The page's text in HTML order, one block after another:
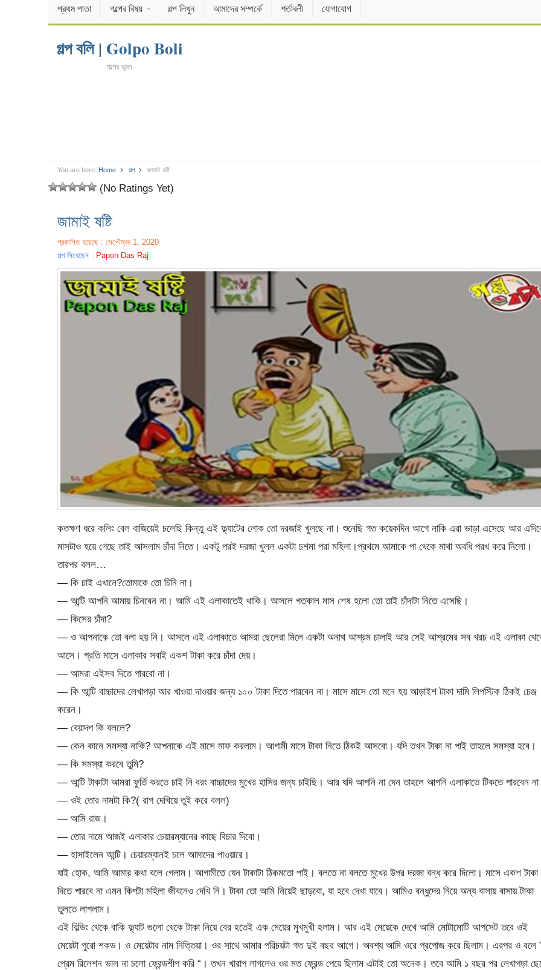
প্রথম পাতা গল্পের বিষয় গল্প লিখুন আমাদের সম্পর্কে শর্তাবলী যোগাযোগ
গল্প বলি | Golpo Boli
গল্পের ভুবন
You are here: Home গল্প জামাই ষষ্টি
(No Ratings Yet)
জামাই ষষ্টি
প্রকাশিত হয়েছে : সেপ্টেম্বর 1, 2020
গল্প লিখেছেন : Papon Das Raj
কতক্ষণ ধরে কলিং বেল বাজিয়েই চলেছি কিন্তু এই ফ্ল্যাটের লোক তো দরজাই খুলছে না। শুনেছি গত কয়েকদিন আগে নাকি এরা ভাড়া এসেছে আর
মাসটাও হয়ে গেছে তাই আসলাম চাঁদা নিতে। একটু পরই দরজা খুলল একটা চশমা পরা মহিলা।প্রথমে আমাকে পা থেকে মাথা অবধি পরখ করে নিলো।
তারপর বলল…
— কি চাই এখানে?তোমাকে তো চিনি না।
— আন্টি আপনি আমায় চিনবেন না। আমি এই এলাকাতেই থাকি। আসলে গতকাল মাস শেষ হলো তো তাই চাঁদাটা নিতে এসেছি।
— কিসের চাঁদা?
— ও আপনাকে তো বলা হয় নি। আসলে এই এলাকাতে আমরা ছেলেরা মিলে একটা অনাথ আশ্রম চালাই আর সেই আশ্রমের সব খরচ এই এলাকা
আসে। প্রতি মাসে এলাকার সবাই একশ টাকা করে চাঁদা দেয়।
— আমরা এইসব দিতে পারবো না।
— কি আন্টি বাচ্চাদের লেখাপড়া আর খাওয়া দাওয়ার জন্য ১০০ টাকা দিতে পারবেন না। মাসে মাসে তো মনে হয় আড়াইশ টাকা দামি লিপস্টিক ঠিকই চেঞ্জ
করেন।
— বেয়াদপ কি বললে?
— কেন কানে সমস্যা নাকি? আপনাকে এই মাসে মাফ করলাম। আগামী মাসে টাকা নিতে ঠিকই আসবো। যদি তখন টাকা না পাই তাহলে সমস্যা হবে।
— কি সমস্যা করবে তুমি?
— আন্টি টাকাটা আমরা ফুর্তি করতে চাই নি বরং বাচ্চাদের মুখের হাসির জন্য চাইছি। আর যদি আপনি না দেন তাহলে আপনি এলাকাতে টিকতে পারবেন
— ওই তোর নামটা কি?( রাগ দেখিয়ে তুই করে বলল)
— আমি রাজ।
— তোর নামে আজই এলাকার চেয়ারম্যানের কাছে বিচার দিবো।
— হাসাইলেন আন্টি। চেয়ারম্যানই চলে আমাদের পাওয়ারে।
যাই হোক, আমি আমার কথা বলে গেলাম। আগামীতে যেন টাকাটা ঠিকমতো পাই। বলতে না বলতে মুখের উপর দরজা বন্ধ করে দিলো। মাসে একশ টাকা
দিতে পারবে না এমন কিপটা মহিলা জীবনেও দেখি নি। টাকা তো আমি নিয়েই ছাড়বো, যা হবে দেখা যাবে। আমিও বন্ধুদের নিয়ে অন্য বাসায় বাসায় টাকা
তুলতে লাগলাম।
এই বিল্ডিং থেকে বাকি ফ্ল্যাট গুলো থেকে টাকা নিয়ে বের হতেই এক মেয়ের মুখমুখী হলাম। আর এই মেয়েকে দেখে আমি মোটামোটি আপসেট তবে ওই
মেয়েটা পুরো শকড। ও মেয়েটার নাম নিত্তিয়া। ওর সাথে আমার পরিচয়টা গত দুই বছর আগে। অবশ্য আমি ওরে প্রপোজ করে ছিলাম। এরপর ও বলে
প্রেম রিলেশন ভাল না চলো ফ্রেন্ডশীপ করি “। তখন খারাপ লাগলেও ওর মত ফ্রেন্ড পেয়ে ছিলাম এটাই তো অনেক। তবে আমি ১ বছর পর লেখাপড়া